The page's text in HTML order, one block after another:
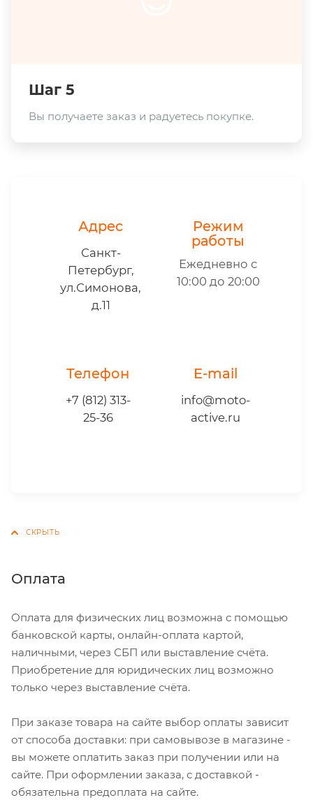
Шаг 5
Вы получаете заказ и радуетесь покупке.
Адрес
Санкт-
Петербург,
ул.Симонова,
д.11
Режим
работы
Ежедневно с
10:00 до 20:00
Телефон
+7 (812) 313-
25-36
E-mail
info@moto-
active.ru
Оплата
Оплата для физических лиц возможна с помощью
банковской карты, онлайн-оплата картой,
наличными, через СБП или выставление счёта.
Приобретение для юридических лиц возможно
только через выставление счёта.
При заказе товара на сайте выбор оплаты зависит
от способа доставки: при самовывозе в магазине -
вы можете оплатить заказ при получении или на
сайте. При оформлении заказа, с доставкой -
обязательна предоплата на сайте.